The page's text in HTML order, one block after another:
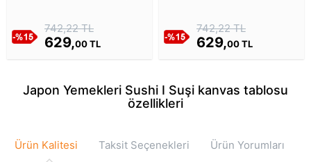
742,22 TL
629,00 TL
742,22 TL
629,00 TL
Japon Yemekleri Sushi I Suşi kanvas tablosu
özellikleri
Ürün Kalitesi Taksit Seçenekleri Ürün Yorumları